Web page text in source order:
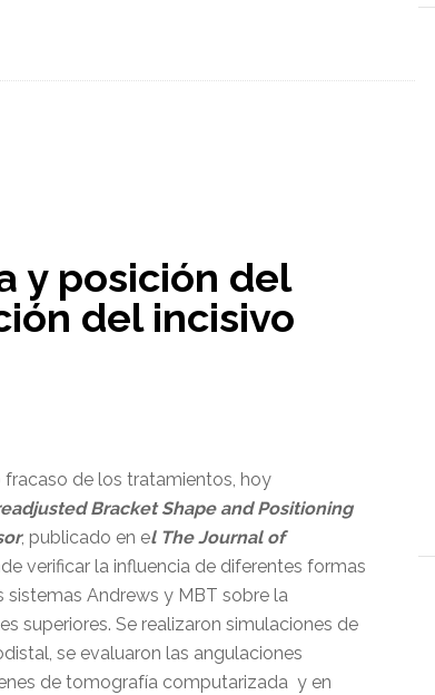
y posición del
del incisivo
fracaso de los tratamientos, hoy
Bracket Shape and Positioning
, publicado en el The Journal of
verificar la influencia de diferentes formas
Andrews y MBT sobre la
superiores. Se realizaron simulaciones de
se evaluaron las angulaciones
de tomografía computarizada y en